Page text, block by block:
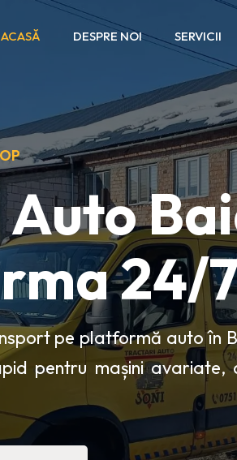
ACASĂ DESPRE NOI SERVICII
24/
pe platformă auto în
pentru mașini